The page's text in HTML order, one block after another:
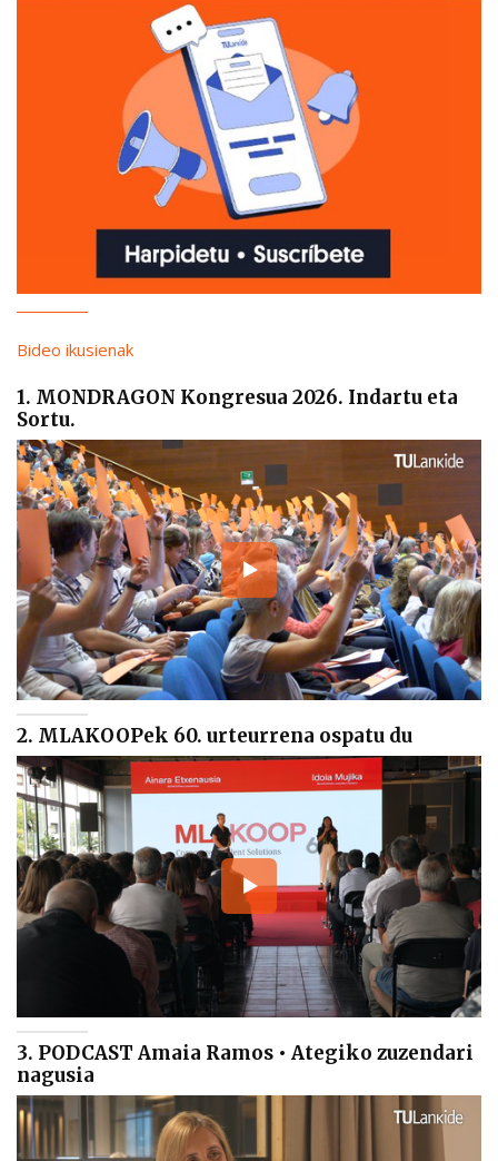
Bideo ikusienak
1. MONDRAGON Kongresua 2026. Indartu eta
Sortu.
2. MLAKOOPek 60. urteurrena ospatu du
3. PODCAST Amaia Ramos • Ategiko zuzendari
nagusia